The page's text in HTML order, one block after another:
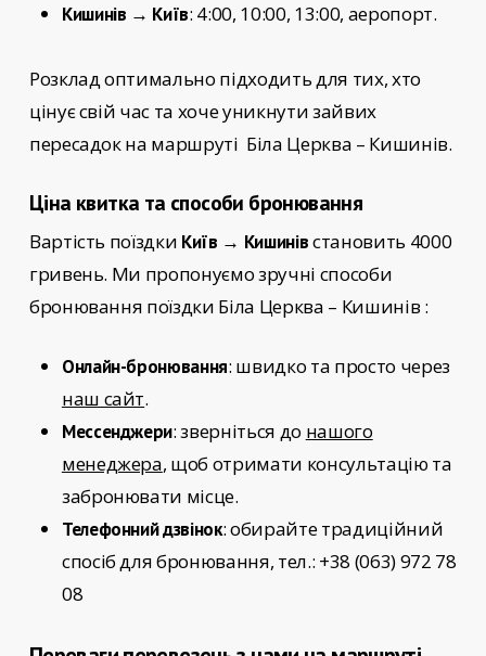
Кишинів → Київ: 4:00, 10:00, 13:00, аеропорт.
Розклад оптимально підходить для тих, хто
цінує свій час та хоче уникнути зайвих
пересадок на маршруті Біла Церква – Кишинів.
Ціна квитка та способи бронювання
Вартість поїздки Київ → Кишинівстановить 4000
гривень. Ми пропонуємо зручні способи
бронювання поїздки Біла Церква – Кишинів :
Онлайн-бронювання: швидко та просто через
наш сайт.
Мессенджери: зверніться до нашого
менеджера, щоб отримати консультацію та
забронювати місце.
Телефонний дзвінок: обирайте традиційний
спосіб для бронювання, тел.: +38 (063) 972 78
08